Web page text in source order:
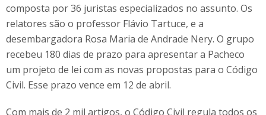
composta por 36 juristas especializados no assunto. Os
relatores são o professor Flávio Tartuce, e a
desembargadora Rosa Maria de Andrade Nery. O grupo
recebeu 180 dias de prazo para apresentar a Pacheco
um projeto de lei com as novas propostas para o Código
Civil. Esse prazo vence em 12 de abril.
Com mais de 2 mil artigos, o Código Civil regula todos os